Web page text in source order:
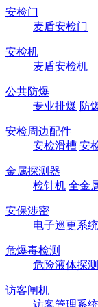
安检门
麦盾安检门
安检机
麦盾安检机
公共防爆
专业排爆 防
安检周边配件
安检滑槽 安
金属探测器
检针机 全金
安保涉密
电子巡更系统
危爆毒检测
危险液体探
访客闸机